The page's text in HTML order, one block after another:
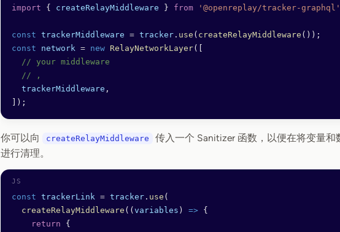
import { createRelayMiddleware } from '@openreplay/tracker-graphql'
const trackerMiddleware = tracker . use ( createRelayMiddleware ());
const network = new RelayNetworkLayer([
  // your middleware
  // ,
  trackerMiddleware
,
]);
你可以向 createRelayMiddleware
传入一个 Sanitizer 函数，以便在将变量和
进行清理。
const trackerLink = tracker . use (
  createRelayMiddleware
(( variables ) => {
    return
{